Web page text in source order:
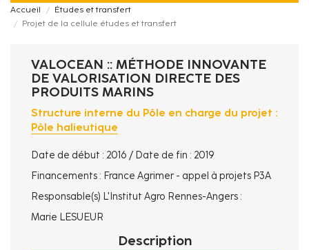
Accueil
Études et transfert
Projet de la cellule études et transfert
VALOCEAN :: MÉTHODE INNOVANTE
DE VALORISATION DIRECTE DES
PRODUITS MARINS
Structure interne du Pôle en charge du projet :
Pôle halieutique
Date de début : 2016 / Date de fin : 2019
Financements : France Agrimer - appel à projets P3A
Responsable(s) L'Institut Agro Rennes-Angers :
Marie LESUEUR
Description